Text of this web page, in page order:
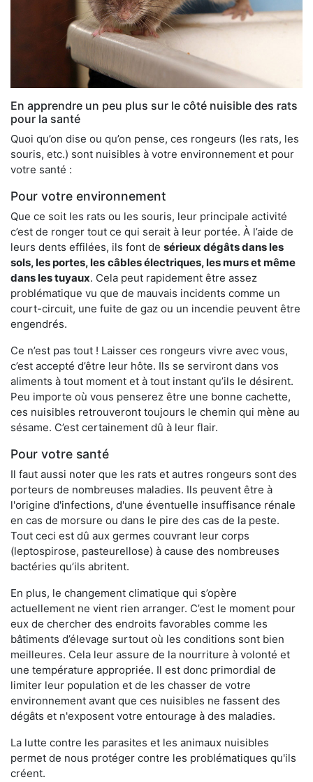
En apprendre un peu plus sur le côté nuisible des rats
pour la santé
Quoi qu’on dise ou qu’on pense, ces rongeurs (les rats, les
souris, etc.) sont nuisibles à votre environnement et pour
votre santé :
Pour votre environnement
Que ce soit les rats ou les souris, leur principale activité
c’est de ronger tout ce qui serait à leur portée. À l’aide de
leurs dents effilées, ils font de sérieux dégâts dans les
sols, les portes, les câbles électriques, les murs et même
dans les tuyaux. Cela peut rapidement être assez
problématique vu que de mauvais incidents comme un
court-circuit, une fuite de gaz ou un incendie peuvent être
engendrés.
Ce n’est pas tout ! Laisser ces rongeurs vivre avec vous,
c’est accepté d’être leur hôte. Ils se serviront dans vos
aliments à tout moment et à tout instant qu’ils le désirent.
Peu importe où vous penserez être une bonne cachette,
ces nuisibles retrouveront toujours le chemin qui mène au
sésame. C’est certainement dû à leur flair.
Pour votre santé
Il faut aussi noter que les rats et autres rongeurs sont des
porteurs de nombreuses maladies. Ils peuvent être à
l'origine d'infections, d'une éventuelle insuffisance rénale
en cas de morsure ou dans le pire des cas de la peste.
Tout ceci est dû aux germes couvrant leur corps
(leptospirose, pasteurellose) à cause des nombreuses
bactéries qu’ils abritent.
En plus, le changement climatique qui s’opère
actuellement ne vient rien arranger. C’est le moment pour
eux de chercher des endroits favorables comme les
bâtiments d’élevage surtout où les conditions sont bien
meilleures. Cela leur assure de la nourriture à volonté et
une température appropriée. Il est donc primordial de
limiter leur population et de les chasser de votre
environnement avant que ces nuisibles ne fassent des
dégâts et n'exposent votre entourage à des maladies.
La lutte contre les parasites et les animaux nuisibles
permet de nous protéger contre les problématiques qu'ils
créent.